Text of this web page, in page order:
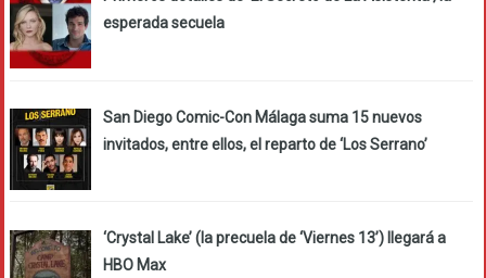
esperada secuela
San Diego Comic-Con Málaga suma 15 nuevos
invitados, entre ellos, el reparto de ‘Los Serrano’
‘Crystal Lake’ (la precuela de ‘Viernes 13’) llegará a
HBO Max